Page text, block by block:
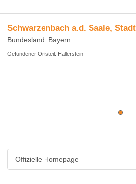
Schwarzenbach a.d. Saale, Stadt
Bundesland: Bayern
Gefundener Ortsteil: Hallerstein
Offizielle Homepage